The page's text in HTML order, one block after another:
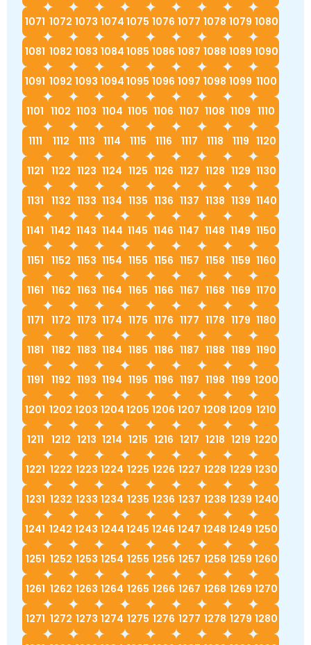
1071 1072 1073 1074 1075 1076 1077 1078 1079 1080
1081 1082 1083 1084 1085 1086 1087 1088 1089 1090
1091 1092 1093 1094 1095 1096 1097 1098 1099 1100
1101 1102 1103 1104 1105 1106 1107 1108 1109 1110
1111 1112 1113 1114 1115 1116 1117 1118 1119 1120
1121 1122 1123 1124 1125 1126 1127 1128 1129 1130
1131 1132 1133 1134 1135 1136 1137 1138 1139 1140
1141 1142 1143 1144 1145 1146 1147 1148 1149 1150
1151 1152 1153 1154 1155 1156 1157 1158 1159 1160
1161 1162 1163 1164 1165 1166 1167 1168 1169 1170
1171 1172 1173 1174 1175 1176 1177 1178 1179 1180
1181 1182 1183 1184 1185 1186 1187 1188 1189 1190
1191 1192 1193 1194 1195 1196 1197 1198 1199 1200
1201 1202 1203 1204 1205 1206 1207 1208 1209 1210
1211 1212 1213 1214 1215 1216 1217 1218 1219 1220
1221 1222 1223 1224 1225 1226 1227 1228 1229 1230
1231 1232 1233 1234 1235 1236 1237 1238 1239 1240
1241 1242 1243 1244 1245 1246 1247 1248 1249 1250
1251 1252 1253 1254 1255 1256 1257 1258 1259 1260
1261 1262 1263 1264 1265 1266 1267 1268 1269 1270
1271 1272 1273 1274 1275 1276 1277 1278 1279 1280